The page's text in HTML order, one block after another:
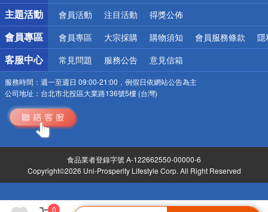
0
詐騙網頁！請小心！
主題活動 會員活動 注目活動 得獎公佈
會員專區 會員專區 大宗採購 購物須知 會員服務條款 隱
客服中心 常見問題 服務公告 意見信箱
服務時間： 週一至週日 09:00-21:00，例假日依網站公告為主
公司地址： 台北市北投區大業路136號5樓 (台灣)
食品業者登錄字號 A-122662550-00000-6
Copyright©2026 Uni-Prosperity Lifestyle Corp. All Right Reserved